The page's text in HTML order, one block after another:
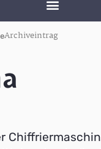
Archiveintrag